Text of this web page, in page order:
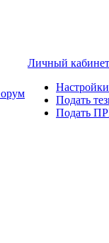
Личный кабинет
Настройки
Подать
Подать